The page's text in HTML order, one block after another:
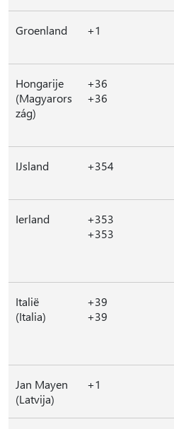
Groenland +1
Hongarije
(Magyarors
zág)
+36
+36
IJsland +354
Ierland
+353
+353
Italië
(Italia)
+39
+39
Jan Mayen
(Latvija)
+1